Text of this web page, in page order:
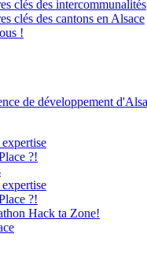
clés des intercommunalités
clés des cantons en Alsace
!
?!
?!
Hack ta Zone!